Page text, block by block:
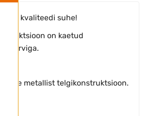
ja kvaliteedi suhe!
on kaetud
värviga.
metallist telgikonstruktsioon.